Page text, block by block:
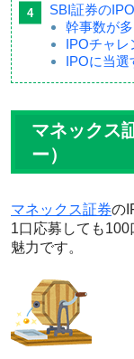
SBI証券の
幹事数が
IPOチャレ
IPOに当選
マネックス
ー）
マネックス証券の
1口応募しても
魅力です。